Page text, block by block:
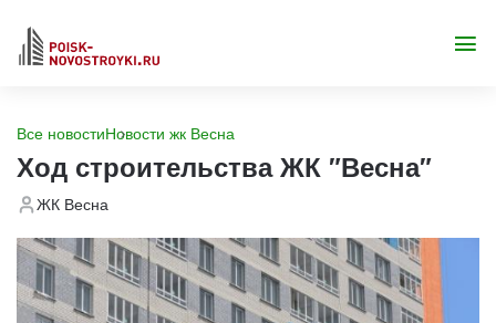
Все новостиНовости жк Весна
Ход строительства ЖК "Весна"
ЖК Весна